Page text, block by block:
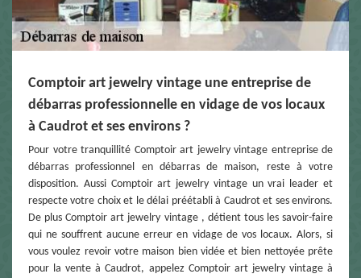
Comptoir art jewelry vintage une entreprise de
débarras professionnelle en vidage de vos locaux
à Caudrot et ses environs ?
Pour votre tranquillité Comptoir art jewelry vintage entreprise de
débarras professionnel en débarras de maison, reste à votre
disposition. Aussi Comptoir art jewelry vintage un vrai leader et
respecte votre choix et le délai préétabli à Caudrot et ses environs.
De plus Comptoir art jewelry vintage , détient tous les savoir-faire
qui ne souffrent aucune erreur en vidage de vos locaux. Alors, si
vous voulez revoir votre maison bien vidée et bien nettoyée prête
pour la vente à Caudrot, appelez Comptoir art jewelry vintage à